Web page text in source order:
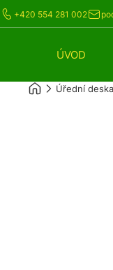
+420 554 281 002
ÚVOD
Úřední deska